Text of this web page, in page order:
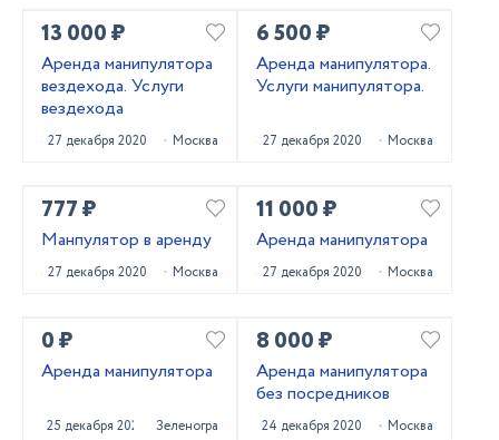
13 000 ₽
Аренда манипулятора
вездехода. Услуги
вездехода
27 декабря 2020 Москва
6 500 ₽
Аренда манипулятора.
Услуги манипулятора.
27 декабря 2020 Москва
777 ₽
Манпулятор в аренду
27 декабря 2020 Москва
11 000 ₽
Аренда манипулятора
27 декабря 2020 Москва
0 ₽
Аренда манипулятора
25 декабря 2020 Зеленоград
8 000 ₽
Аренда манипулятора
без посредников
24 декабря 2020 Москва